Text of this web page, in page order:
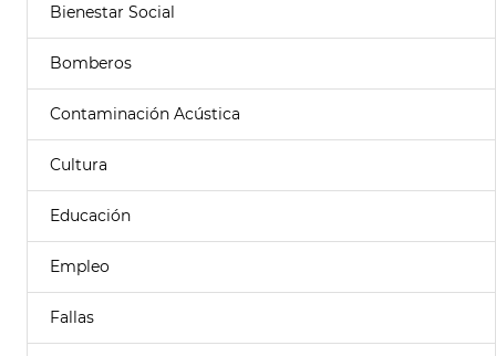
Bienestar Social
Bomberos
Contaminación Acústica
Cultura
Educación
Empleo
Fallas